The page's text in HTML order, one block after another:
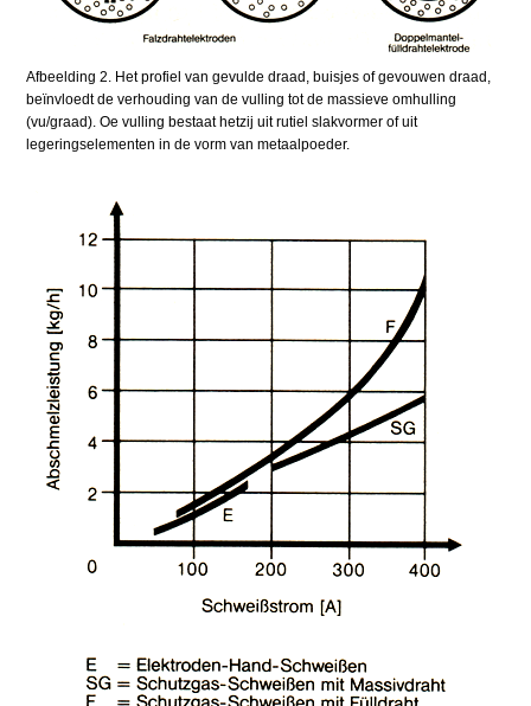
Afbeelding 2. Het profiel van gevulde draad, buisjes of gevouwen draad,
beïnvloedt de verhouding van de vulling tot de massieve omhulling
(vu/graad). Oe vulling bestaat hetzij uit rutiel slakvormer of uit
legeringselementen in de vorm van metaalpoeder.